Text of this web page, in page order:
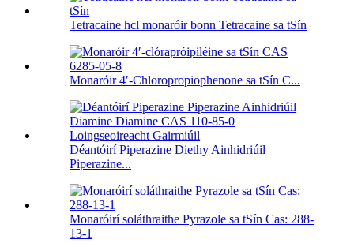
Tetracaine hcl monaróir bonn Tetracaine sa tSín
Monaróir 4′-Chloropropiophenone sa tSín C...
Déantóirí Piperazine Diethy Ainhidriúil
Piperazine...
Monaróirí soláthraithe Pyrazole sa tSín Cas: 288-
13-1